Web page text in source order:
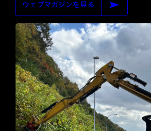
ウェブマガジンを見る